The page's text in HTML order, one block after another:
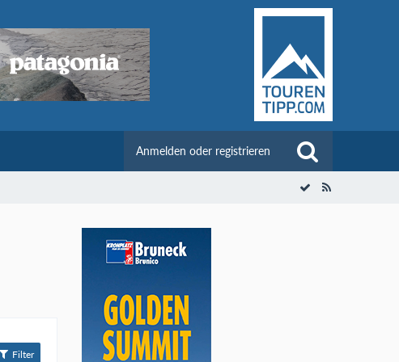
Anmelden oder registrieren
Filter